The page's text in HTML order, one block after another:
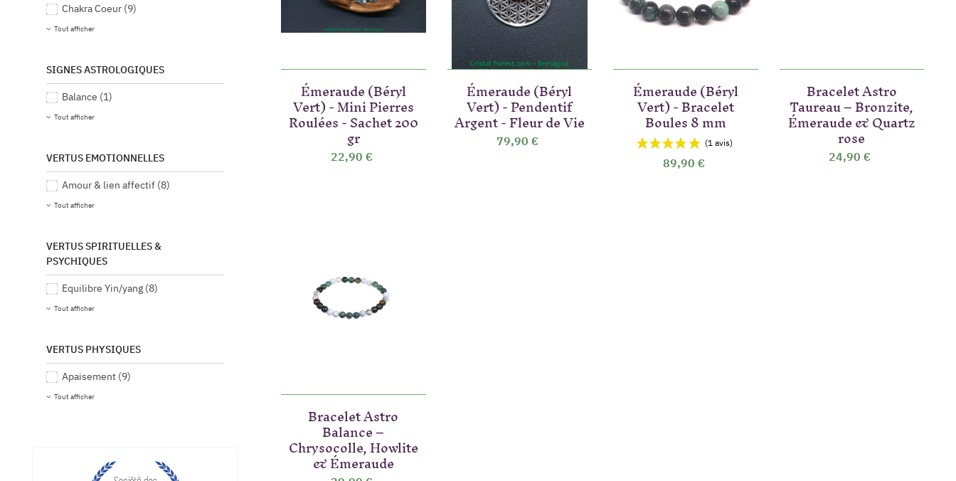
Chakra Coeur (9)
Tout afficher
SIGNES ASTROLOGIQUES
Balance (1)
Tout afficher
VERTUS EMOTIONNELLES
Amour & lien affectif (8)
Tout afficher
VERTUS SPIRITUELLES &
PSYCHIQUES
Equilibre Yin/yang (8)
Tout afficher
VERTUS PHYSIQUES
Apaisement (9)
Tout afficher
Émeraude (Béryl
Vert) - Mini Pierres
Roulées - Sachet 200
gr
22,90 €
Émeraude (Béryl
Vert) - Pendentif
Argent - Fleur de Vie
79,90 €
Émeraude (Béryl
Vert) - Bracelet
Boules 8 mm
89,90 €
Bracelet Astro
Taureau – Bronzite,
Émeraude & Quartz
rose
24,90 €
Bracelet Astro
Balance –
Chrysocolle, Howlite
& Émeraude